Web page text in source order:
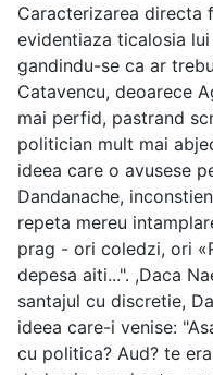
Caracterizarea directa
evidentiaza ticalosia
gandindu-se ca ar
Catavencu, deoarece
mai perfid, pastrand
politician mult mai
ideea care o avusese
Dandanache,
repeta mereu
prag - ori coledzi, ori
depesa aiti...". ,Daca
santajul cu discretie,
ideea care-i venise:
cu politica? Aud? te